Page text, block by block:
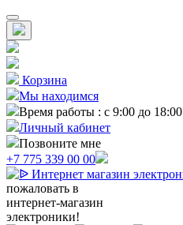
Корзина
Мы находимся
Время работы : с 9:00 до 18:00
Личный кабинет
Позвоните мне
+7 775 339 00 00
пожаловать в
интернет-магазин
электроники!